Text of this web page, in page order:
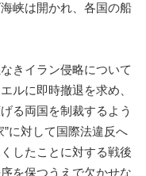
峡は開かれ、各国の船
きイラン侵略について
ルに即時撤退を求め、
る両国を制裁するよう
に対して国際法違反へ
したことに対する戦後
を保つうえで欠かせな